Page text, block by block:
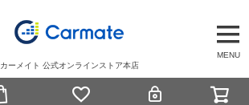
MENU
カーメイト 公式オンラインストア本店